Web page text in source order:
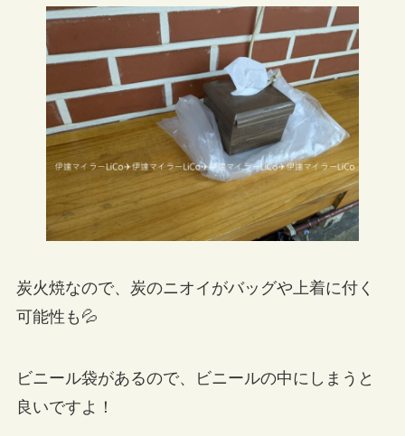
炭火焼なので、炭のニオイがバッグや上着に付く
可能性も💦
ビニール袋があるので、ビニールの中にしまうと
良いですよ！